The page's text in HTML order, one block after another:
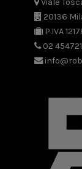
Viale
20136
P.IVA
02